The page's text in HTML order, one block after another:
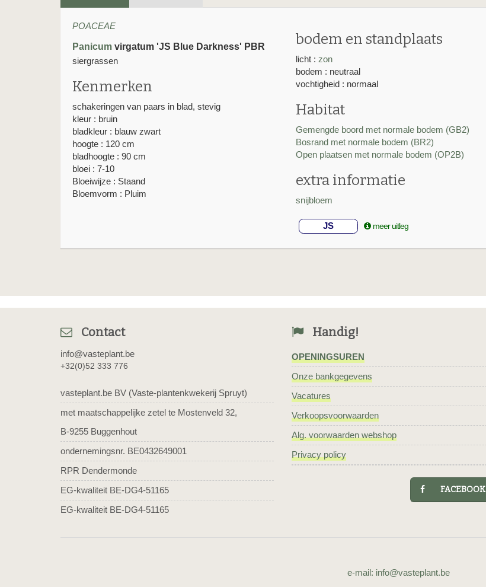
POACEAE
Panicum virgatum 'JS Blue Darkness' PBR
siergrassen
Kenmerken
schakeringen van paars in blad, stevig
kleur : bruin
bladkleur : blauw zwart
hoogte : 120 cm
bladhoogte : 90 cm
bloei : 7-10
Bloeiwijze : Staand
Bloemvorm : Pluim
bodem en standplaats
licht : zon
bodem : neutraal
vochtigheid : normaal
Habitat
Gemengde boord met normale bodem (GB2)
Bosrand met normale bodem (BR2)
Open plaatsen met normale bodem (OP2B)
extra informatie
snijbloem
JS meer uitleg
Contact
info@vasteplant.be
+32(0)52 333 776
vasteplant.be BV (Vaste-plantenkwekerij Spruyt)
met maatschappelijke zetel te Mostenveld 32,
B-9255 Buggenhout
ondernemingsnr. BE0432649001
RPR Dendermonde
EG-kwaliteit BE-DG4-51165
EG-kwaliteit BE-DG4-51165
Handig!
OPENINGSUREN
Onze bankgegevens
Vacatures
Verkoopsvoorwaarden
Alg. voorwaarden webshop
Privacy policy
FACEBOOK
e-mail: info@vasteplant.be